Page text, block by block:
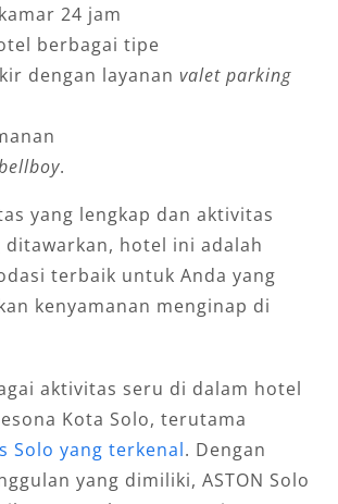
24 jam
berbagai tipe
dengan layanan valet parking
.
yang lengkap dan aktivitas
ditawarkan, hotel ini adalah
terbaik untuk Anda yang
kenyamanan menginap di
aktivitas seru di dalam hotel
Kota Solo, terutama
Solo yang terkenal. Dengan
yang dimiliki, ASTON Solo